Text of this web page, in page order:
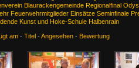
Blaurackengemeinde Regionalfinal
Feuerwehrmitglieder Einsätze Seminfinale
Kunst und Hoke-Schule Halbenrain
am - Titel - Angesehen - Bewertung